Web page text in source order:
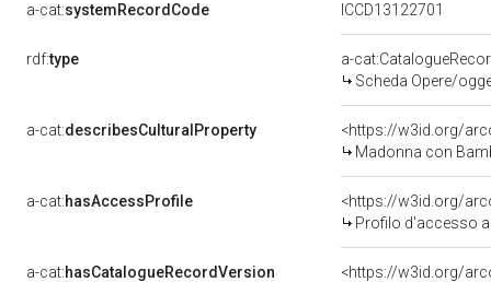
a-cat:systemRecordCode ICCD13122701
rdf:type
a-
Scheda Opere/
a-cat:describesCulturalProperty
<https://w3id.org/
Madonna con
a-cat:hasAccessProfile
<https://w3id.org/
Profilo d'accesso
a-cat:hasCatalogueRecordVersion
<https://w3id.org/